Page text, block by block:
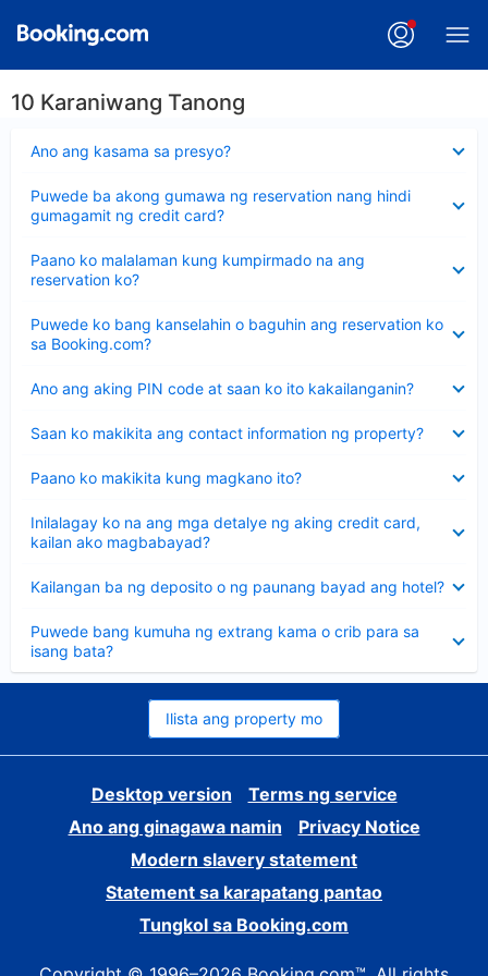
10 Karaniwang Tanong
Ano ang kasama sa presyo?
ang
Puwede ba akong gumawa ng reservation nang hindi
gumagamit ng credit card?
ang
sagot
Paano ko malalaman kung kumpirmado na ang
reservation ko?
ang
sagot
Puwede ko bang kanselahin o baguhin ang reservation ko
sa Booking.com?
ang
sagot
Ano ang aking PIN code at saan ko ito kakailanganin?
ang
Saan ko makikita ang contact information ng property?
ang
Paano ko makikita kung magkano ito?
ang
Inilalagay ko na ang mga detalye ng aking credit card,
kailan ako magbabayad?
ang
sagot
Kailangan ba ng deposito o ng paunang bayad ang hotel?
ang
Puwede bang kumuha ng extrang kama o crib para sa
isang bata?
ang
sagot
Ilista ang property mo
Desktop version
Terms ng service
Ano ang ginagawa namin
Privacy Notice
Modern slavery statement
Statement sa karapatang pantao
Tungkol sa Booking.com